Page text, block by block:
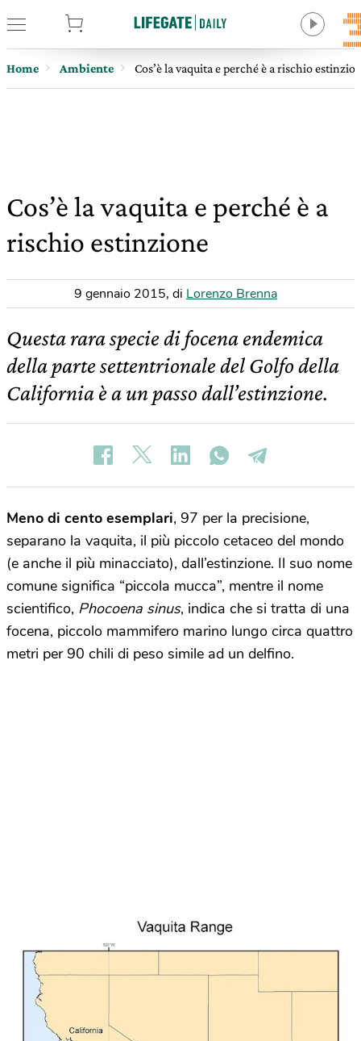
Home Ambiente Cos’è la vaquita e perché è a rischio
Cos’è la vaquita e perché è a
rischio estinzione
9 gennaio 2015, di Lorenzo Brenna
Questa rara specie di focena endemica
della parte settentrionale del Golfo della
California è a un passo dall’estinzione.
Meno di cento esemplari, 97 per la precisione,
separano la vaquita, il più piccolo cetaceo del mondo
(e anche il più minacciato), dall’estinzione. Il suo nome
comune significa “piccola mucca”, mentre il nome
scientifico, Phocoena sinus, indica che si tratta di una
focena, piccolo mammifero marino lungo circa quattro
metri per 90 chili di peso simile ad un delfino.